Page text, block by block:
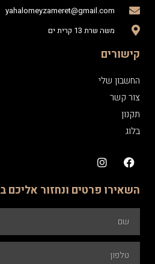
yahalomeyzameret@gmail.com
משה שרת 13 קרית ים
קישורים
החשבון שלי
צור קשר
תקנון
בלוג
השאירו פרטים ונחזור אליכם